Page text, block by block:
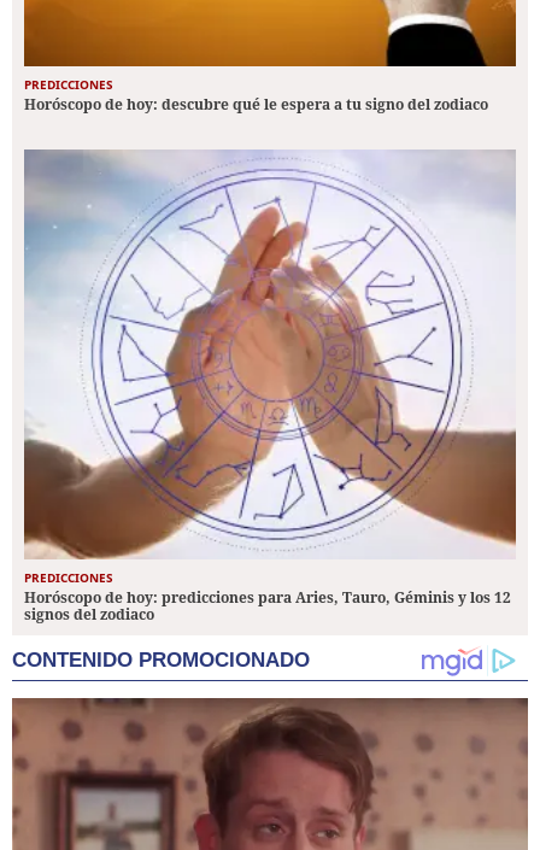
PREDICCIONES
Horóscopo de hoy: descubre qué le espera a tu signo del zodiaco
PREDICCIONES
Horóscopo de hoy: predicciones para Aries, Tauro, Géminis y los 12
signos del zodiaco
CONTENIDO PROMOCIONADO